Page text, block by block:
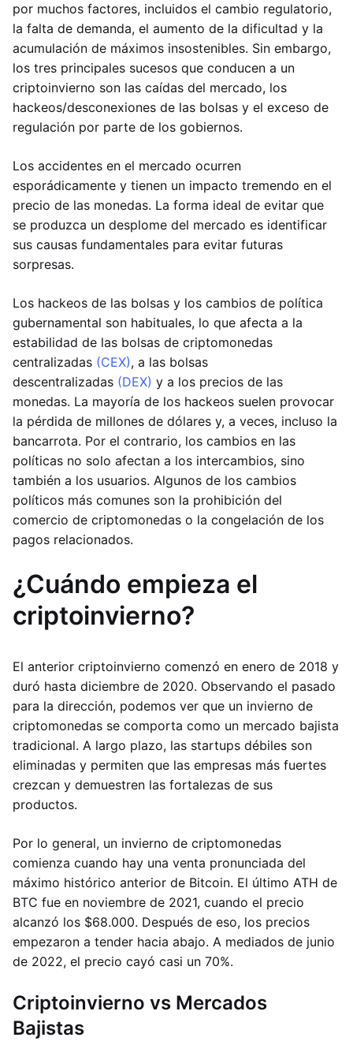
por muchos factores, incluidos el cambio regulatorio,
la falta de demanda, el aumento de la dificultad y la
acumulación de máximos insostenibles. Sin embargo,
los tres principales sucesos que conducen a un
criptoinvierno son las caídas del mercado, los
hackeos/desconexiones de las bolsas y el exceso de
regulación por parte de los gobiernos.
Los accidentes en el mercado ocurren
esporádicamente y tienen un impacto tremendo en el
precio de las monedas. La forma ideal de evitar que
se produzca un desplome del mercado es identificar
sus causas fundamentales para evitar futuras
sorpresas.
Los hackeos de las bolsas y los cambios de política
gubernamental son habituales, lo que afecta a la
estabilidad de las bolsas de criptomonedas
centralizadas (CEX), a las bolsas
descentralizadas (DEX) y a los precios de las
monedas. La mayoría de los hackeos suelen provocar
la pérdida de millones de dólares y, a veces, incluso la
bancarrota. Por el contrario, los cambios en las
políticas no solo afectan a los intercambios, sino
también a los usuarios. Algunos de los cambios
políticos más comunes son la prohibición del
comercio de criptomonedas o la congelación de los
pagos relacionados.
¿Cuándo empieza el
criptoinvierno?
El anterior criptoinvierno comenzó en enero de 2018 y
duró hasta diciembre de 2020. Observando el pasado
para la dirección, podemos ver que un invierno de
criptomonedas se comporta como un mercado bajista
tradicional. A largo plazo, las startups débiles son
eliminadas y permiten que las empresas más fuertes
crezcan y demuestren las fortalezas de sus
productos.
Por lo general, un invierno de criptomonedas
comienza cuando hay una venta pronunciada del
máximo histórico anterior de Bitcoin. El último ATH de
BTC fue en noviembre de 2021, cuando el precio
alcanzó los $68.000. Después de eso, los precios
empezaron a tender hacia abajo. A mediados de junio
de 2022, el precio cayó casi un 70%.
Criptoinvierno vs Mercados
Bajistas